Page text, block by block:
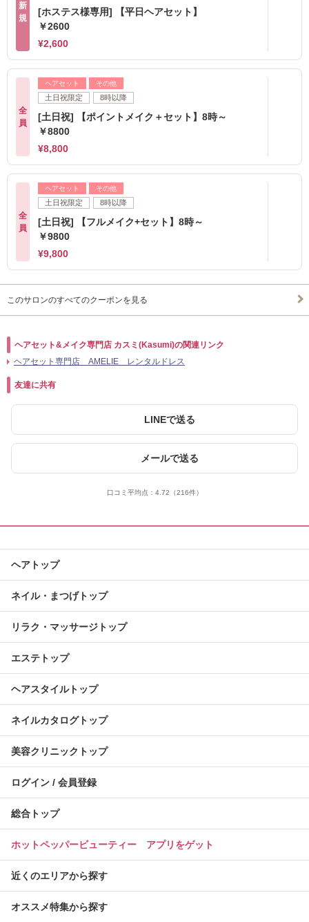
新
規
[ホステス様専用] 【平日ヘアセット】
￥2600
¥2,600
全
員
ヘアセット その他
土日祝限定 8時以降
[土日祝] 【ポイントメイク＋セット】8時～
￥8800
¥8,800
全
員
ヘアセット その他
土日祝限定 8時以降
[土日祝] 【フルメイク+セット】8時～
￥9800
¥9,800
このサロンのすべてのクーポンを見る
ヘアセット&メイク専門店 カスミ(Kasumi)の関連リンク
ヘアセット専門店 AMELIE レンタルドレス
友達に共有
LINEで送る
メールで送る
口コミ平均点： 4.72 （216件）
ヘアトップ
ネイル・まつげトップ
リラク・マッサージトップ
エステトップ
ヘアスタイルトップ
ネイルカタログトップ
美容クリニックトップ
ログイン / 会員登録
総合トップ
ホットペッパービューティー アプリをゲット
近くのエリアから探す
オススメ特集から探す